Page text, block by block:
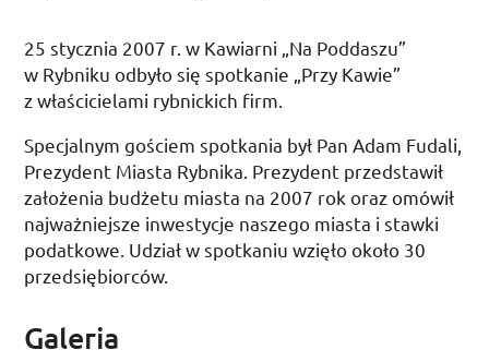
25 stycznia 2007 r. w Kawiarni „Na Poddaszu”
w Rybniku odbyło się spotkanie „Przy Kawie”
z właścicielami rybnickich firm.
Specjalnym gościem spotkania był Pan Adam Fudali,
Prezydent Miasta Rybnika. Prezydent przedstawił
założenia budżetu miasta na 2007 rok oraz omówił
najważniejsze inwestycje naszego miasta i stawki
podatkowe. Udział w spotkaniu wzięło około 30
przedsiębiorców.
Galeria